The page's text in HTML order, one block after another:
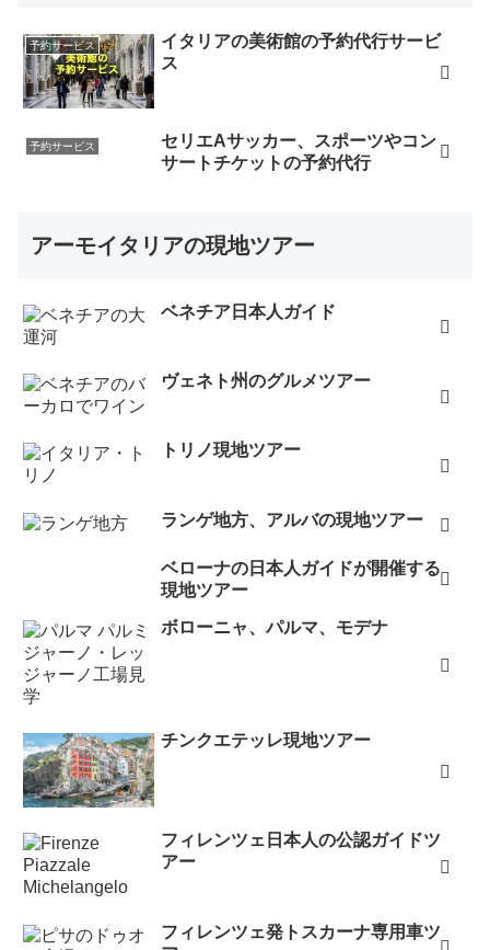
予約サービス
イタリアの美術館の予約代行サービ
ス
予約サービス
セリエAサッカー、スポーツやコン
サートチケットの予約代行
アーモイタリアの現地ツアー
ベネチア日本人ガイド
ヴェネト州のグルメツアー
トリノ現地ツアー
ランゲ地方、アルバの現地ツアー
ベローナの日本人ガイドが開催する
現地ツアー
ボローニャ、パルマ、モデナ
チンクエテッレ現地ツアー
フィレンツェ日本人の公認ガイドツ
アー
フィレンツェ発トスカーナ専用車ツ